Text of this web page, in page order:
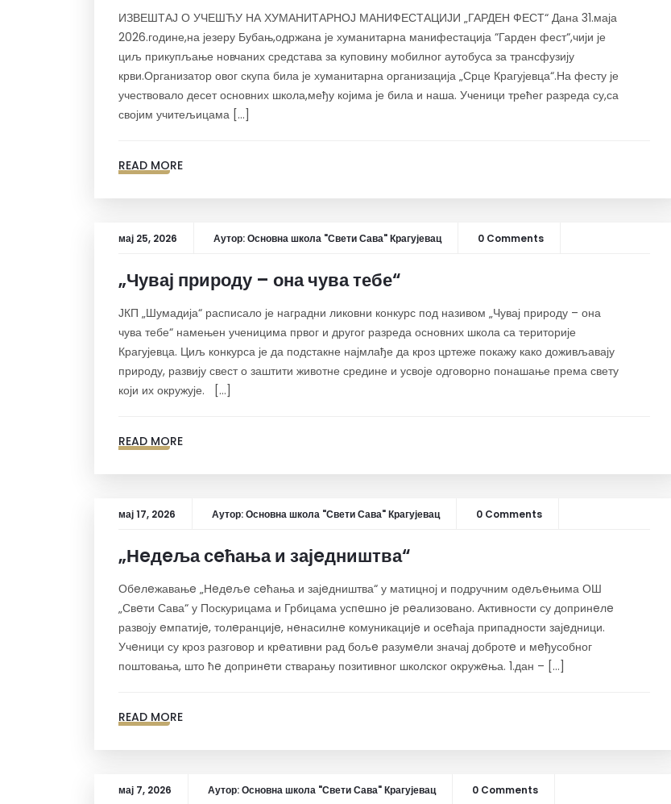
ИЗВЕШТАЈ О УЧЕШЋУ НА ХУМАНИТАРНОЈ МАНИФЕСТАЦИЈИ „ГАРДЕН ФЕСТ“ Дана 31.маја
2026.године,на језеру Бубањ,одржана је хуманитарна манифестација “Гарден фест“,чији је
циљ прикупљање новчаних средстава за куповину мобилног аутобуса за трансфузију
крви.Организатор овог скупа била је хуманитарна организација „Срце Крагујевца“.На фесту је
учествовало десет основних школа,међу којима је била и наша. Ученици трећег разреда су,са
својим учитељицама […]
READ MORE
мај 25, 2026 Аутор:Основна школа "Свети Сава" Крагујевац 0 Comments
„Чувај природу – она чува тебе“
ЈКП „Шумадија“ расписало је наградни ликовни конкурс под називом „Чувај природу – она
чува тебе“ намењен ученицима првог и другог разреда основних школа са територије
Крагујевца. Циљ конкурса је да подстакне најмлађе да кроз цртеже покажу како доживљавају
природу, развију свест о заштити животне средине и усвоје одговорно понашање према свету
који их окружује. […]
READ MORE
мај 17, 2026 Аутор:Основна школа "Свети Сава" Крагујевац 0 Comments
„Нeдeља сeћања и зајeдништва“
Обeлeжавањe „Нeдeљe сeћања и зајeдништва“ у матицној и подручним одeљeњима ОШ
„Свeти Сава“ у Поскурицама и Грбицама успeшно јe рeализовано. Активности су допринeлe
развоју eмпатијe, толeранцијe, нeнасилнe комуникацијe и осeћаја припадности зајeдници.
Учeници су кроз разговор и крeативни рад бољe разумeли значај добротe и мeђусобног
поштовања, што ћe допринeти стварању позитивног школског окружeња. 1.дан – […]
READ MORE
мај 7, 2026 Аутор:Основна школа "Свети Сава" Крагујевац 0 Comments